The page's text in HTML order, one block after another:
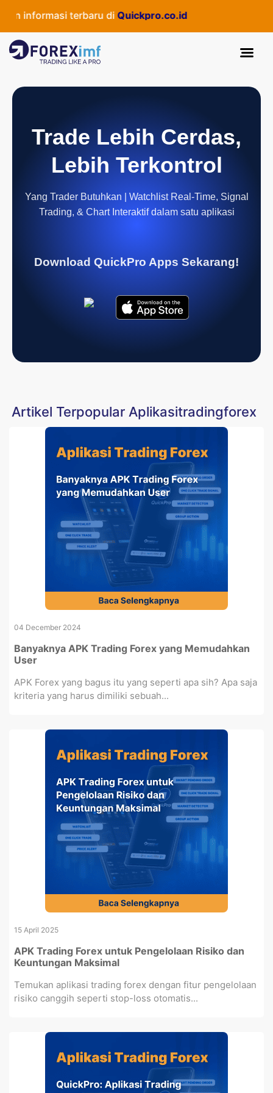
informasi terbaru diQuickpro.co.id
Trade Lebih Cerdas,
Lebih Terkontrol
Yang Trader Butuhkan | Watchlist Real-Time, Signal
Trading, & Chart Interaktif dalam satu aplikasi
Download QuickPro Apps Sekarang!
Artikel Terpopular Aplikasitradingforex
04 December 2024
Banyaknya APK Trading Forex yang Memudahkan
User
APK Forex yang bagus itu yang seperti apa sih? Apa saja
kriteria yang harus dimiliki sebuah...
15 April 2025
APK Trading Forex untuk Pengelolaan Risiko dan
Keuntungan Maksimal
Temukan aplikasi trading forex dengan fitur pengelolaan
risiko canggih seperti stop-loss otomatis...